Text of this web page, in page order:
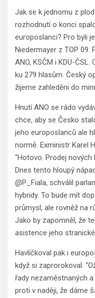
Jak se k jednomu z
rozhodnutí o konci
europoslanci? Pro byli
Niedermayer z TOP 09.
ANO, KSČM i KDU-
ku 279 hlasům. Český
žijeme zahleděni do
Hnutí ANO se rádo
chce, aby se Česko
jeho europoslanců ale
normě. Exministr Karel
“Hotovo. Prodej
Dnes tento hloupý
@P_Fiala, schválil
hybridy. To bude mít
průmysl, ale rovněž na
Jako by zapomněl, že
asistence jeho
Havlíčkoval pak i
když si zaprorokoval:
řady nezaměstnaných
proti v naději, že dáme